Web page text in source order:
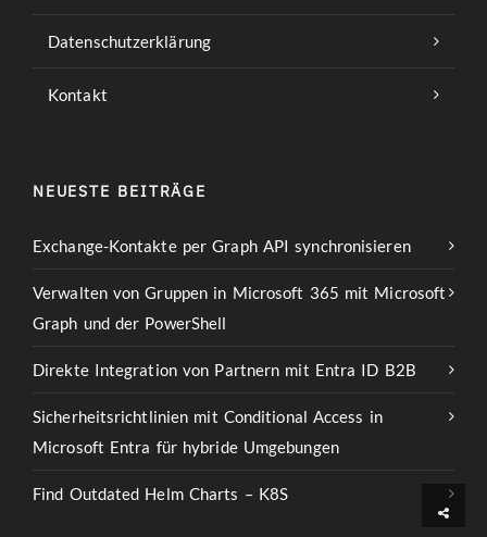
Datenschutzerklärung
Kontakt
NEUESTE BEITRÄGE
Exchange-Kontakte per Graph API synchronisieren
Verwalten von Gruppen in Microsoft 365 mit Microsoft
Graph und der PowerShell
Direkte Integration von Partnern mit Entra ID B2B
Sicherheitsrichtlinien mit Conditional Access in
Microsoft Entra für hybride Umgebungen
Find Outdated Helm Charts – K8S